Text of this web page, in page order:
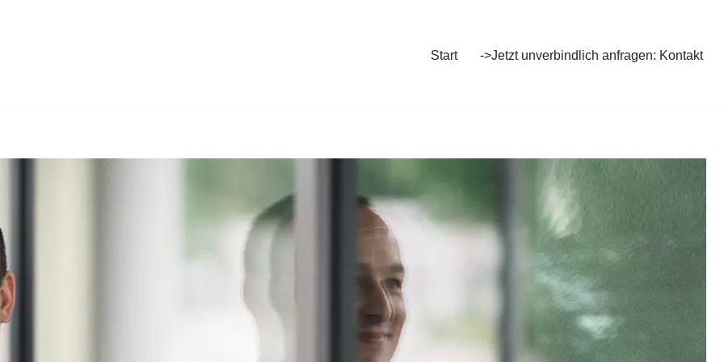
Start ->Jetzt unverbindlich anfragen: Kontakt